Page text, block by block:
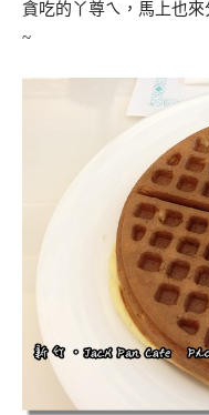
貪吃的丫尊ㄟ，馬上也
~